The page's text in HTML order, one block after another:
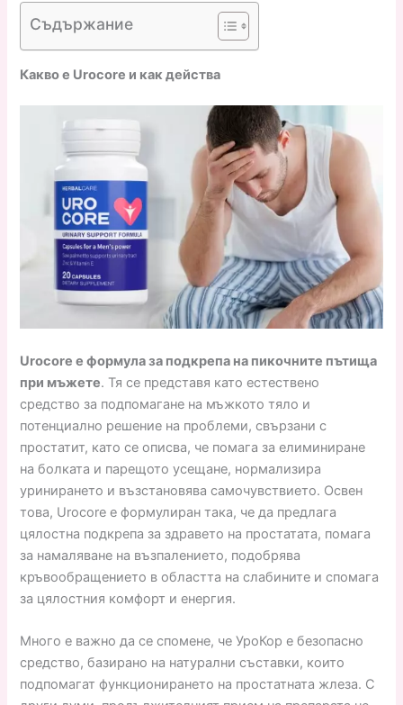
Съдържание
Какво е Urocore и как действа
Urocore е формула за подкрепа на пикочните пътища
при мъжете. Тя се представя като естествено
средство за подпомагане на мъжкото тяло и
потенциално решение на проблеми, свързани с
простатит, като се описва, че помага за елиминиране
на болката и парещото усещане, нормализира
уринирането и възстановява самочувствието. Освен
това, Urocore е формулиран така, че да предлага
цялостна подкрепа за здравето на простатата, помага
за намаляване на възпалението, подобрява
кръвообращението в областта на слабините и спомага
за цялостния комфорт и енергия.
Много е важно да се спомене, че УроКор е безопасно
средство, базирано на натурални съставки, които
подпомагат функционирането на простатната жлеза. С